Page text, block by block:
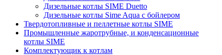
Дизельные котлы SIME Duetto
Дизельные котлы Sime Aqua с бойлером
Твердотопливные и пеллетные котлы SIME
Промышленные жаротрубные, и конденсационные
котлы SIME
Комплектующик к котлам